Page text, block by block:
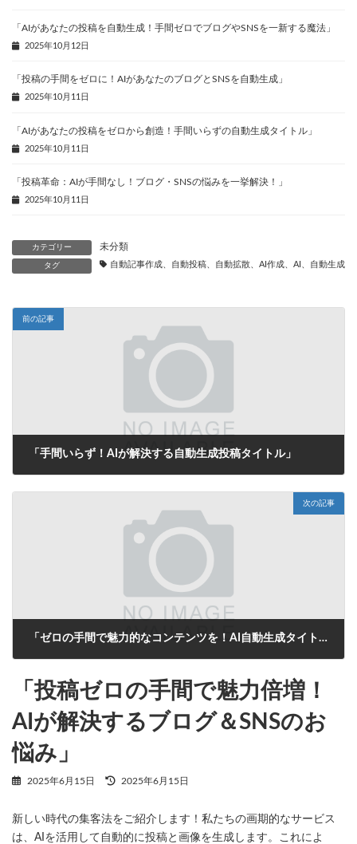
「AIがあなたの投稿を自動生成！手間ゼロでブログやSNSを一新する魔法」
2025年10月12日
「投稿の手間をゼロに！AIがあなたのブログとSNSを自動生成」
2025年10月11日
「AIがあなたの投稿をゼロから創造！手間いらずの自動生成タイトル」
2025年10月11日
「投稿革命：AIが手間なし！ブログ・SNSの悩みを一挙解決！」
2025年10月11日
カテゴリー 未分類
タグ 自動記事作成、自動投稿、自動拡散、AI作成、AI、自動生成、
前の記事
「手間いらず！AIが解決する自動生成投稿タイトル」
次の記事
「ゼロの手間で魅力的なコンテンツを！AI自動生成タイトルがあなたの投稿をサポート」
「投稿ゼロの手間で魅力倍増！
AIが解決するブログ＆SNSのお
悩み」
2025年6月15日
最
新
日
2025年6月15日
新しい時代の集客法をご紹介します！私たちの画期的なサービス
は、AIを活用して自動的に投稿と画像を生成します。これによ